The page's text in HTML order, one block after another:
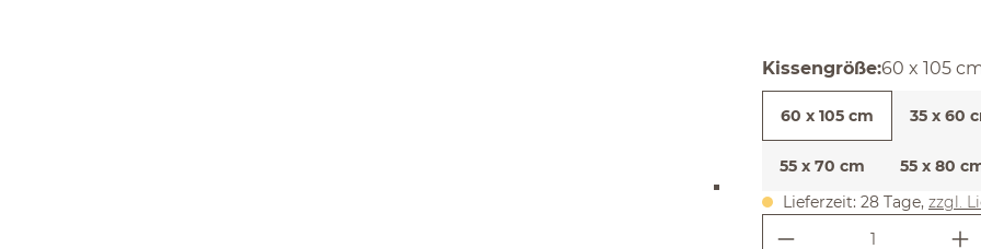
Kissengrößeauswählen
:60 x 105
60 x 105 cm 35 x 60
55 x 70 cm 55 x 80
Lieferzeit: 28 Tage, zzgl.
Produkt